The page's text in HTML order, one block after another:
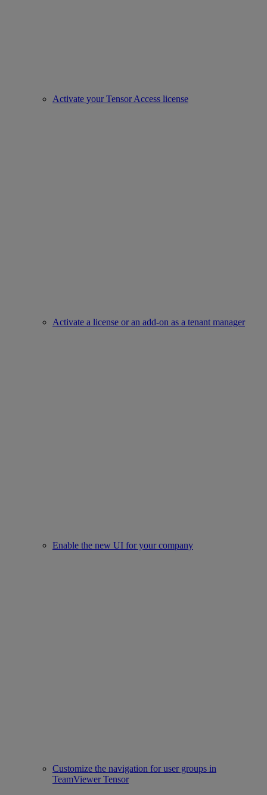
Activate your Tensor Access license
Activate a license or an add-on as a tenant manager
Enable the new UI for your company
Customize the navigation for user groups in
TeamViewer Tensor